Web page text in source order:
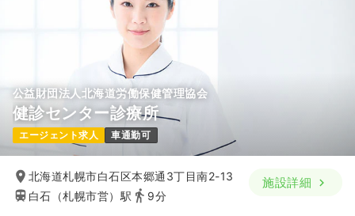
公益財団法人北海道労働保健管理協会
健診センター診療所
エージェント求人 車通勤可
北海道札幌市白石区本郷通3丁目南2-13
白石（札幌市営）駅
9分
施設詳細